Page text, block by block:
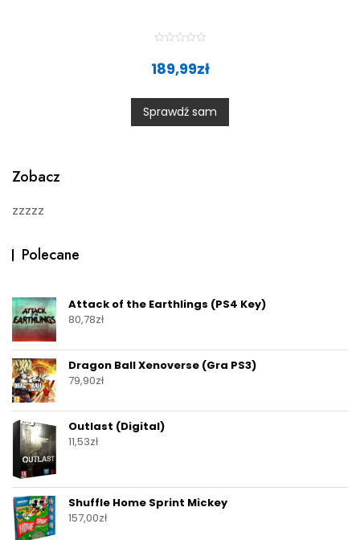
0
o
u
t
189,99zł
Sprawdź sam
Zobacz
zzzzz
Polecane
Attack of the Earthlings (PS4 Key)
80,78zł
Dragon Ball Xenoverse (Gra PS3)
79,90zł
Outlast (Digital)
11,53zł
Shuffle Home Sprint Mickey
157,00zł